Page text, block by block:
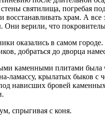
святилища, погребая
восстанавливать храм. А
верили, что
оказались в самом
добраться до дворца
каменными плитами
ламассу, крылатых быков
нависших бровей
спрыгивая с коня.